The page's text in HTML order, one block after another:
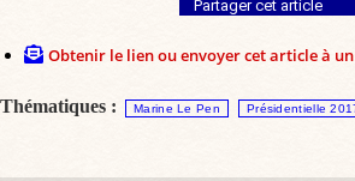
Partager cet article
Obtenir le lien ou envoyer cet article à
Thématiques : Marine Le Pen Présidentielle